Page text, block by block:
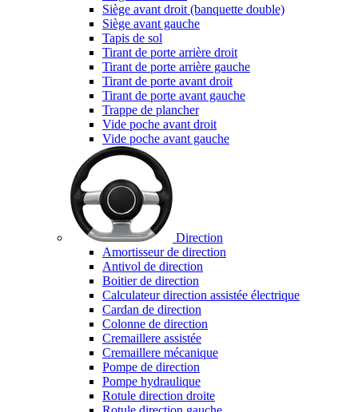
Siège avant droit (banquette double)
Siège avant gauche
Tapis de sol
Tirant de porte arrière droit
Tirant de porte arrière gauche
Tirant de porte avant droit
Tirant de porte avant gauche
Trappe de plancher
Vide poche avant droit
Vide poche avant gauche
Direction
Amortisseur de direction
Antivol de direction
Boitier de direction
Calculateur direction assistée électrique
Cardan de direction
Colonne de direction
Cremaillere assistée
Cremaillere mécanique
Pompe de direction
Pompe hydraulique
Rotule direction droite